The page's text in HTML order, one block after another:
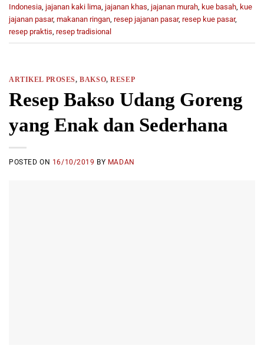
Indonesia, jajanan kaki lima, jajanan khas, jajanan murah, kue basah, kue
jajanan pasar, makanan ringan, resep jajanan pasar, resep kue pasar,
resep praktis, resep tradisional
ARTIKEL PROSES,BAKSO,RESEP
Resep Bakso Udang Goreng
yang Enak dan Sederhana
POSTED ON 16/10/2019 BY MADAN